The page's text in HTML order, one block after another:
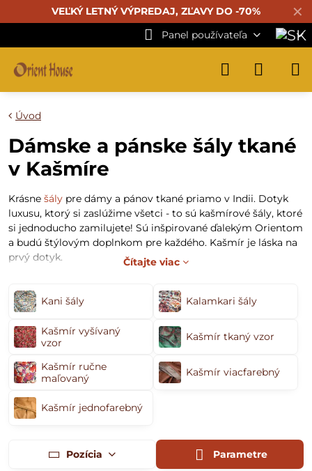
✕
VEĽKÝ LETNÝ VÝPREDAJ, ZĽAVY DO -70%
Panel používateľa
Úvod
Dámske a pánske šály tkané
v Kašmíre
Krásne šály pre dámy a pánov tkané priamo v Indii. Dotyk
luxusu, ktorý si zaslúžime všetci - to sú kašmírové šály, ktoré
si jednoducho zamilujete! Sú inšpirované ďalekým Orientom
a budú štýlovým doplnkom pre každého. Kašmír je láska na
prvý dotyk.
prírodných textílií. Pre svoje úžitkové a estetické vlastnosti
patrí zároveň medzi tie najžiadanejšie.
Dámske apánske šályz kašmírovej vlny sú veľmi jemné,
mäkké, príjemné na dotyk i nosenie.
chránia pred chladom v zimných mesiacoch, naopak v
prechodnom období a letných mesiacoch príjemne chladia.
Vďaka svojej jemnosti a nádhernému vzoru sú
šályvynikajúcim elegantným doplnkom slávnostného
Z Kašmíru dovážame Kani Jamavar šály, jemnulinkéšály
Čítajte viac
Kani šály Kalamkari šály
Kašmír vyšívaný
vzor
Kašmír tkaný vzor
Kašmír ručne
maľovaný
Kašmír viacfarebný
Kašmír jednofarebný
Pozícia Parametre